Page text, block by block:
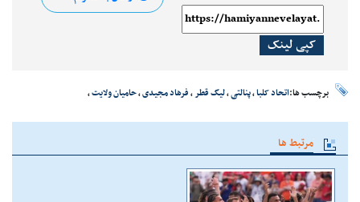
کپی لینک
برچسب ها:اتحاد کلبا،پنالتی،لیگ قطر،فرهاد مجیدی،حامیان ولایت،
مرتبط ها